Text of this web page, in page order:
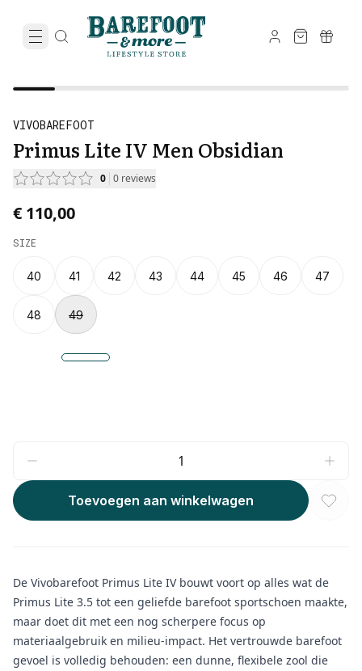
VIVOBAREFOOT
Primus Lite IV Men Obsidian
0 0 reviews
€ 110,00
SIZE
40 41 42 43 44 45 46 47
48 49
Toevoegen aan winkelwagen
De Vivobarefoot Primus Lite IV bouwt voort op alles wat de
Primus Lite 3.5 tot een geliefde barefoot sportschoen maakte,
maar doet dit met een nog scherpere focus op
materiaalgebruik en milieu-impact. Het vertrouwde barefoot
gevoel is volledig behouden: een dunne, flexibele zool die